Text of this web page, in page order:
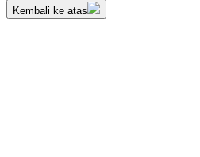
Kembali ke atas